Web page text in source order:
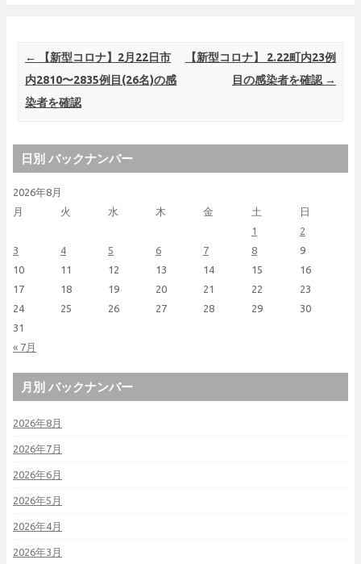
Post navigation
←
【新型コロナ】2月22日市
内2810〜2835例目(26名)の感
染者を確認
【新型コロナ】 2.22町内23例
目の感染者を確認 →
日別 バックナンバー
2026年8月
月
火 水 木 金 土 日
« 7月
1
2
3
4 5 6 7 8
9
10
11 12 13 14 15
16
17
18 19 20 21 22
23
24
25 26 27 28 29
30
31
月別 バックナンバー
2026年8月
2026年7月
2026年6月
2026年5月
2026年4月
2026年3月